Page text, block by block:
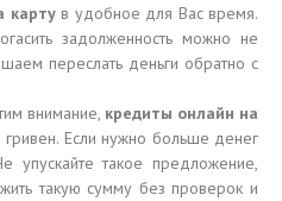
карту в удобное для Вас время.
задолженность можно не
переслать деньги обратно с
внимание, кредиты онлайн на
гривен. Если нужно больше денег
такое предложение,
такую сумму без проверок и